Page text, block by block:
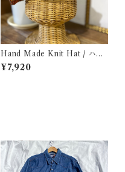
Hand Made Knit Hat / ハン
ド メイド ニット ハット
¥7,920